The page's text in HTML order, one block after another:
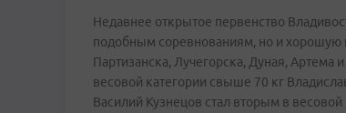
Недавнее открытое первенство
подобным соревнованиям, но и хорошую
Партизанска, Лучегорска, Дуная, Артема
весовой категории свыше 70 кг
Василий Кузнецов стал вторым в весовой